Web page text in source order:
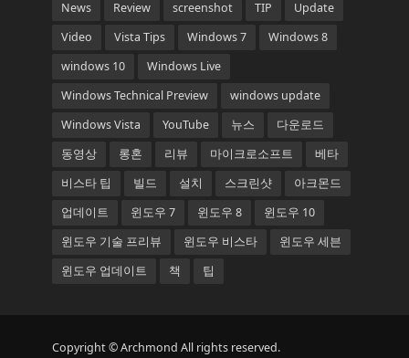
News
Review screenshot TIP
Update
Video
Vista Tips Windows 7
Windows 8
windows 10
Windows Live
Windows Technical Preview
windows update
Windows Vista
YouTube 뉴스
다운로드
동영상
롱혼 리뷰 마이크로소프트
베타
비스타 팁
빌드 설치 스크린샷
아크몬드
업데이트
윈도우 7 윈도우 8
윈도우 10
윈도우 기술 프리뷰
윈도우 비스타
윈도우 세븐
윈도우 업데이트
책 팁
Copyright © Archmond All rights reserved.